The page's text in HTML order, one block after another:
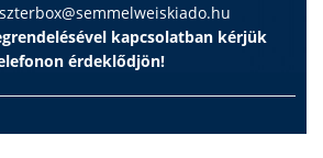
kapcsolatban kérjük
érdeklődjön!